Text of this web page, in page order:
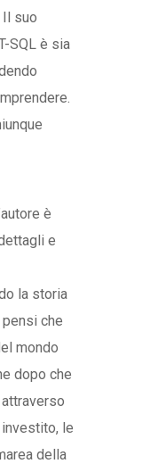
Il suo
SQL è sia
è
e
la storia
che
mondo
dopo che
le
della